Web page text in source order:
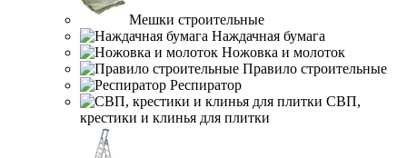
Мешки строительные
Наждачная бумага
Ножовка и молоток
Правило строительные
Респиратор
СВП,
крестики и клинья для плитки